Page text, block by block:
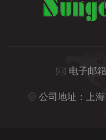
电子邮箱
公司地址：上